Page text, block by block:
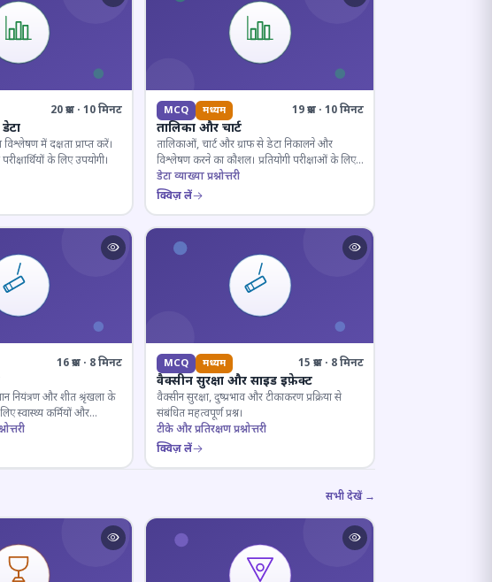
20 प्रश्न · 10 मिनट
में दक्षता प्राप्त करें।
के लिए उपयोगी।
MCQ मध्यम 19 प्रश्न · 10 मिनट
तालिका और चार्ट
तालिकाओं, चार्ट और ग्राफ से डेटा निकालने और
विश्लेषण करने का कौशल। प्रतियोगी परीक्षाओं के लिए
अनिवार्य।
डेटा व्याख्या प्रश्नोत्तरी
क्विज़ लें
16 प्रश्न · 8 मिनट
नियंत्रण और शीत श्रृंखला के
स्वास्थ्य कर्मियों और
MCQ मध्यम 15 प्रश्न · 8 मिनट
वैक्सीन सुरक्षा और साइड इफ़ेक्ट
वैक्सीन सुरक्षा, दुष्प्रभाव और टीकाकरण प्रक्रिया से
संबंधित महत्वपूर्ण प्रश्न।
टीके और प्रतिरक्षण प्रश्नोत्तरी
क्विज़ लें
सभी देखें →